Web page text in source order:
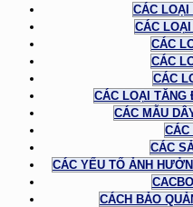
CÁC LOẠI
CÁC
CÁC
CÁC
CÁC
CÁC LOẠI TĂNG
CÁC MẪU
CÁC
CÁC
CÁC YẾU TỐ ẢNH
CÁCH BẢO